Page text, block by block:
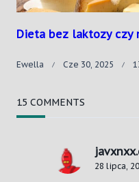
Dieta bez laktozy czy
Ewella Cze 30, 2025
15 COMMENTS
28 lipca,